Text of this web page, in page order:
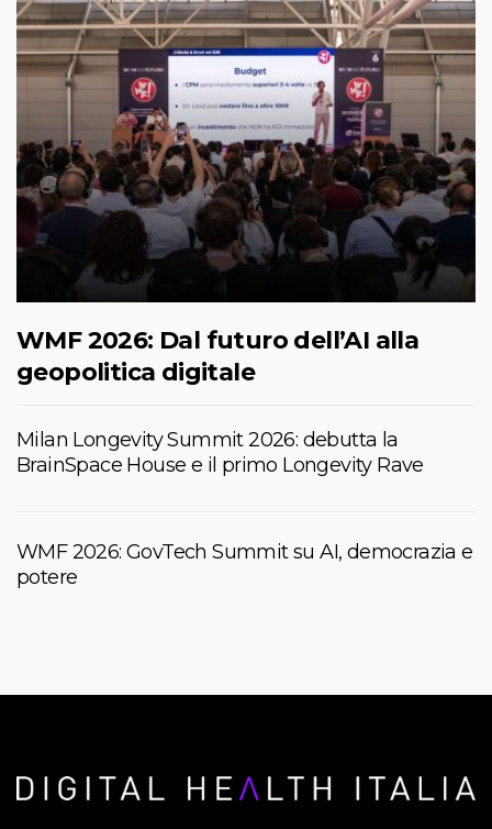
WMF 2026: Dal futuro dell’AI alla
geopolitica digitale
Milan Longevity Summit 2026: debutta la
BrainSpace House e il primo Longevity Rave
WMF 2026: GovTech Summit su AI, democrazia e
potere